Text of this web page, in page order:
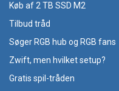
Køb af 2 TB SSD M2
Tilbud tråd
Søger RGB hub og RGB fans
Zwift, men hvilket setup?
Gratis spil-tråden